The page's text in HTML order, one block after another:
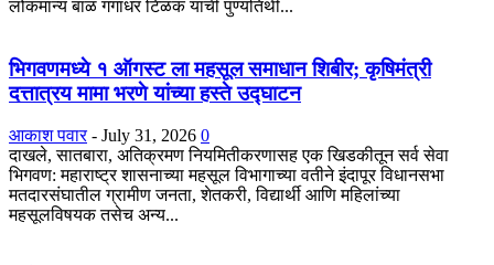
लोकमान्य बाळ गंगाधर टिळक यांची पुण्यतिथी...
भिगवणमध्ये १ ऑगस्ट ला महसूल समाधान शिबीर; कृषिमंत्री
दत्तात्रय मामा भरणे यांच्या हस्ते उद्घाटन
आकाश पवार - July 31, 2026 0
दाखले, सातबारा, अतिक्रमण नियमितीकरणासह एक खिडकीतून सर्व सेवा
भिगवण: महाराष्ट्र शासनाच्या महसूल विभागाच्या वतीने इंदापूर विधानसभा
मतदारसंघातील ग्रामीण जनता, शेतकरी, विद्यार्थी आणि महिलांच्या
महसूलविषयक तसेच अन्य...